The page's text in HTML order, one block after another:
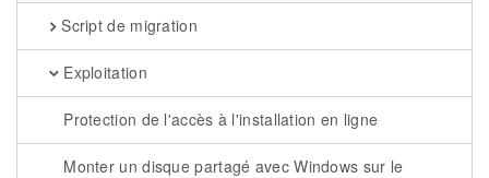
Script de migration
Exploitation
Protection de l'accès à l'installation en ligne
Monter un disque partagé avec Windows sur le